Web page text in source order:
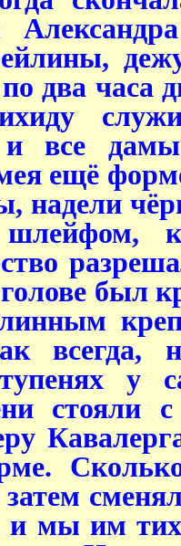
два часа
и все
ещё
надели
был
у
стояли
и мы им